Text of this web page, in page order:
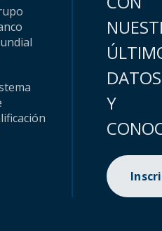
DATOS
Y